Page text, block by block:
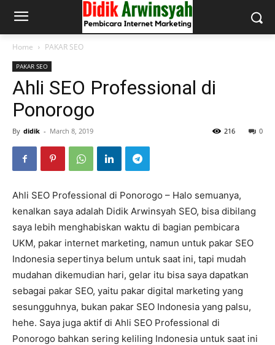
Home PAKAR SEO
PAKAR SEO
Ahli SEO Professional di
Ponorogo
By didik - March 8, 2019 0
216
Ahli SEO Professional di Ponorogo – Halo semuanya,
kenalkan saya adalah Didik Arwinsyah SEO, bisa dibilang
saya lebih menghabiskan waktu di bagian pembicara
UKM, pakar internet marketing, namun untuk pakar SEO
Indonesia sepertinya belum untuk saat ini, tapi mudah
mudahan dikemudian hari, gelar itu bisa saya dapatkan
sebagai pakar SEO, yaitu pakar digital marketing yang
sesungguhnya, bukan pakar SEO Indonesia yang palsu,
hehe. Saya juga aktif di Ahli SEO Professional di
Ponorogo bahkan sering keliling Indonesia untuk saat ini